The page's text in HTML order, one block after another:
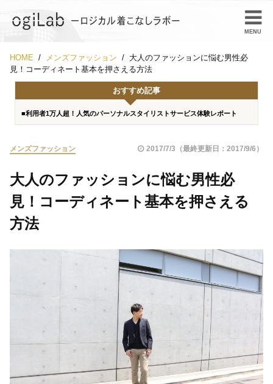
HOME メンズファッション
大人のファッションに悩む男性必
見！コーディネート基本を押さえる方法
おすすめ記事
■利用者1万人超！人気のパーソナルスタイリストサービス体験レポート
メンズファッション 2017/7/3（最終更新日：2017/9/6）
大人のファッションに悩む男性必
見！コーディネート基本を押さえる
方法